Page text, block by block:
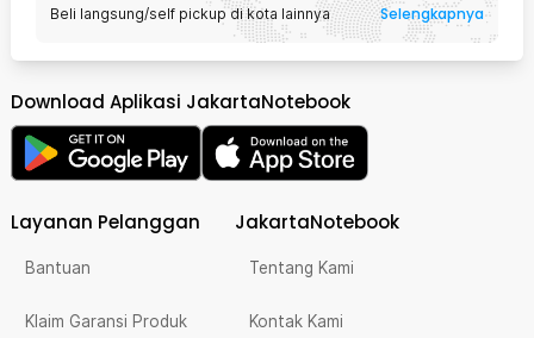
Beli langsung/self pickup di kota lainnya Selengkapnya
Download Aplikasi JakartaNotebook
Layanan Pelanggan
Bantuan
Klaim Garansi Produk
JakartaNotebook
Tentang Kami
Kontak Kami